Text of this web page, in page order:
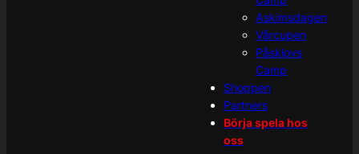
Askimsdagen
Vårcupen
Påsklovs
Camp
Shoppen
Partners
Börja spela hos
oss